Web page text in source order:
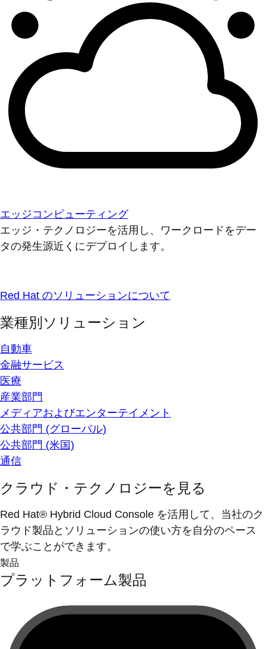
エッジコンピューティング
エッジ・テクノロジーを活用し、ワークロードをデー
タの発生源近くにデプロイします。
Red Hat のソリューションについて
業種別ソリューション
自動車
金融サービス
医療
産業部門
メディアおよびエンターテイメント
公共部門 (グローバル)
公共部門 (米国)
通信
クラウド・テクノロジーを見る
Red Hat® Hybrid Cloud Console を活用して、当社のク
ラウド製品とソリューションの使い方を自分のペース
で学ぶことができます。
製品
プラットフォーム製品